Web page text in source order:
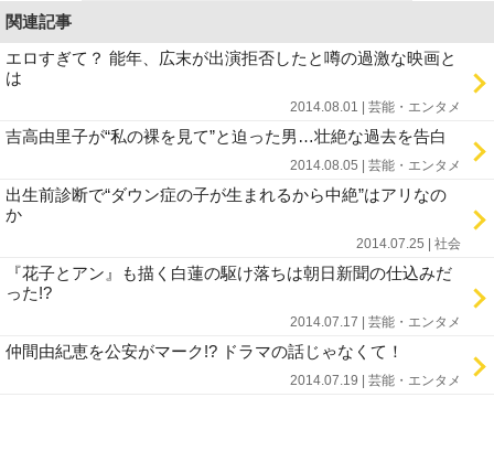
関連記事
エロすぎて？ 能年、広末が出演拒否したと噂の過激な映画と
は
2014.08.01 | 芸能・エンタメ
吉高由里子が“私の裸を見て”と迫った男…壮絶な過去を告白
2014.08.05 | 芸能・エンタメ
出生前診断で“ダウン症の子が生まれるから中絶”はアリなの
か
2014.07.25 | 社会
『花子とアン』も描く白蓮の駆け落ちは朝日新聞の仕込みだ
った!?
2014.07.17 | 芸能・エンタメ
仲間由紀恵を公安がマーク!? ドラマの話じゃなくて！
2014.07.19 | 芸能・エンタメ